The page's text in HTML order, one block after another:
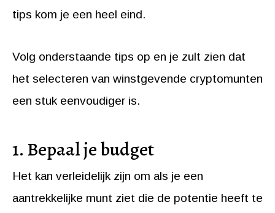
tips kom je een heel eind.
Volg onderstaande tips op en je zult zien dat
het selecteren van winstgevende cryptomunten
een stuk eenvoudiger is.
1. Bepaal je budget
Het kan verleidelijk zijn om als je een
aantrekkelijke munt ziet die de potentie heeft te